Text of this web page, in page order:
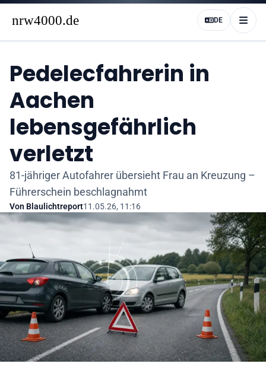
DE
Pedelecfahrerin in
Aachen
lebensgefährlich
verletzt
81-jähriger Autofahrer übersieht Frau an Kreuzung –
Führerschein beschlagnahmt
Von Blaulichtreport11.05.26, 11:16